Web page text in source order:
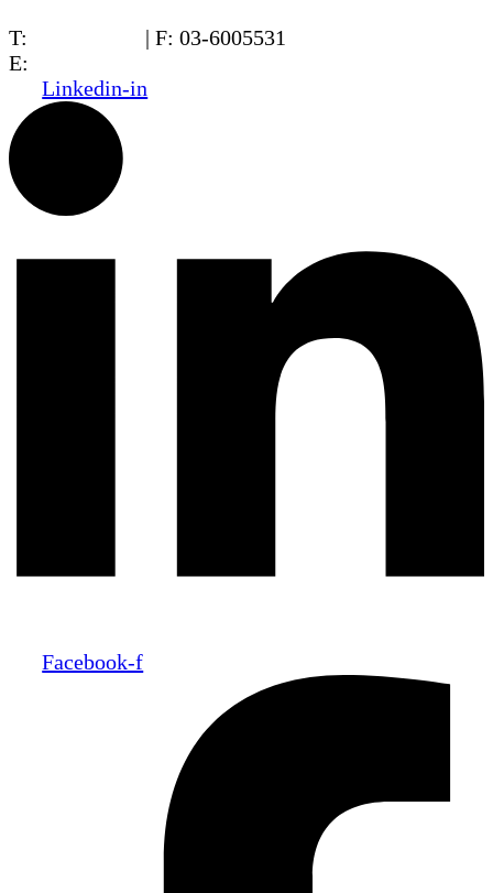
T:
| F: 03-6005531
E:
Linkedin-in
Facebook-f